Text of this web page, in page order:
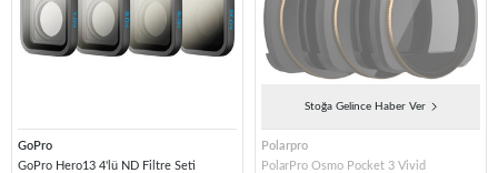
GoPro
GoPro Hero13 4'lü ND Filtre Seti
Stoğa Gelince Haber Ver
Polarpro
PolarPro Osmo Pocket 3 Vivid